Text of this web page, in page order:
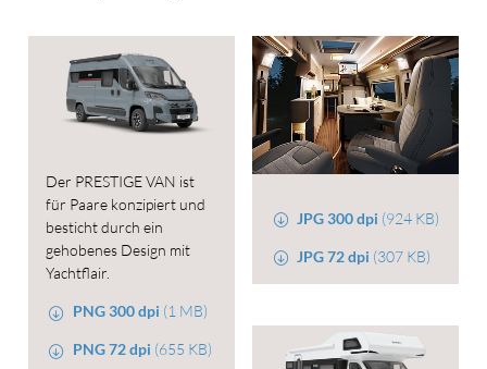
Der PRESTIGE VAN ist
für Paare konzipiert und
besticht durch ein
gehobenes Design mit
Yachtflair.
PNG 300 dpi (1 MB)
PNG 72 dpi (655 KB)
JPG 300 dpi (924 KB)
JPG 72 dpi (307 KB)